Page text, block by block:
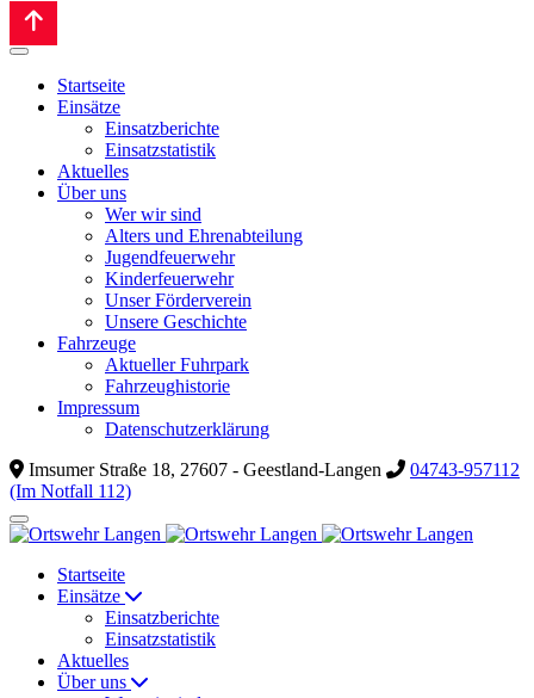
Startseite
Einsätze
Einsatzberichte
Einsatzstatistik
Aktuelles
Über uns
Wer wir sind
Alters und Ehrenabteilung
Jugendfeuerwehr
Kinderfeuerwehr
Unser Förderverein
Unsere Geschichte
Fahrzeuge
Aktueller Fuhrpark
Fahrzeughistorie
Impressum
Datenschutzerklärung
Imsumer Straße 18, 27607 - Geestland-Langen
04743-957112
(Im Notfall 112)
Startseite
Einsätze
Einsatzberichte
Einsatzstatistik
Aktuelles
Über uns